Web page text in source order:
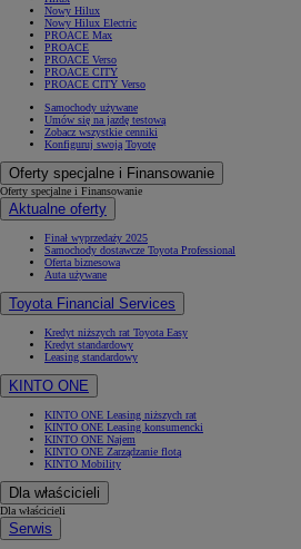
Nowy Hilux
Nowy Hilux Electric
PROACE Max
PROACE
PROACE Verso
PROACE CITY
PROACE CITY Verso
Samochody używane
Umów się na jazdę testową
Zobacz wszystkie cenniki
Konfiguruj swoją Toyotę
Oferty specjalne i Finansowanie
Oferty specjalne i Finansowanie
Aktualne oferty
Finał wyprzedaży 2025
Samochody dostawcze Toyota Professional
Oferta biznesowa
Auta używane
Toyota Financial Services
Kredyt niższych rat Toyota Easy
Kredyt standardowy
Leasing standardowy
KINTO ONE
KINTO ONE Leasing niższych rat
KINTO ONE Leasing konsumencki
KINTO ONE Najem
KINTO ONE Zarządzanie flotą
KINTO Mobility
Dla właścicieli
Dla właścicieli
Serwis